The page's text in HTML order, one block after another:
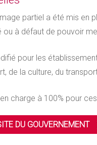
partiel a été mis en
ou à défaut de pouvoir
pour les
de la culture, du
charge à 100% pour
DU GOUVERNEMENT